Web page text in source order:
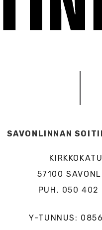
SAVONLINNAN
57100
PUH. 050 402
Y-TUNNUS: